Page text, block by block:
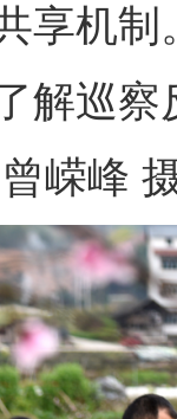
享机
解巡
嵘峰